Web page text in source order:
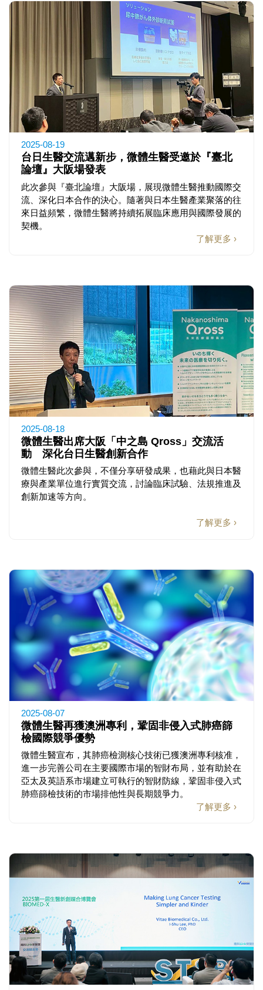
2025-08-19
台日生醫交流邁新步，微體生醫受邀於『臺北
論壇』大阪場發表
此次參與『臺北論壇』大阪場，展現微體生醫推動國際交
流、深化日本合作的決心。隨著與日本生醫產業聚落的往
來日益頻繁，微體生醫將持續拓展臨床應用與國際發展的
契機。
了解更多 ›
2025-08-18
微體生醫出席大阪「中之島 Qross」交流活
動 深化台日生醫創新合作
微體生醫此次參與，不僅分享研發成果，也藉此與日本醫
療與產業單位進行實質交流，討論臨床試驗、法規推進及
創新加速等方向。
了解更多 ›
2025-08-07
微體生醫再獲澳洲專利，鞏固非侵入式肺癌篩
檢國際競爭優勢
微體生醫宣布，其肺癌檢測核心技術已獲澳洲專利核准，
進一步完善公司在主要國際市場的智財布局，並有助於在
亞太及英語系市場建立可執行的智財防線，鞏固非侵入式
肺癌篩檢技術的市場排他性與長期競爭力。
了解更多 ›